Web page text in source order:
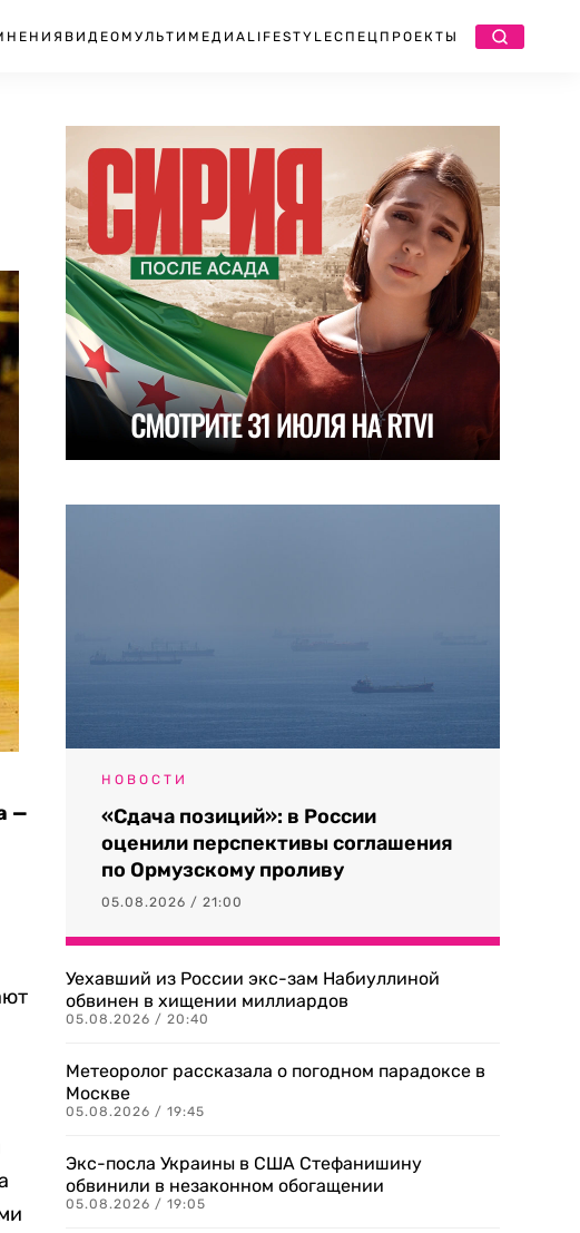
ВИДЕО МУЛЬТИМЕДИА LIFESTYLEСПЕЦПРОЕКТЫ
—
НОВОСТИ
«Сдача позиций»: в России
оценили перспективы соглашения
по Ормузскому проливу
05.08.2026 / 21:00
Уехавший из России экс-зам Набиуллиной
обвинен в хищении миллиардов
05.08.2026 / 20:40
Метеоролог рассказала о погодном парадоксе в
Москве
05.08.2026 / 19:45
Экс-посла Украины в США Стефанишину
обвинили в незаконном обогащении
05.08.2026 / 19:05